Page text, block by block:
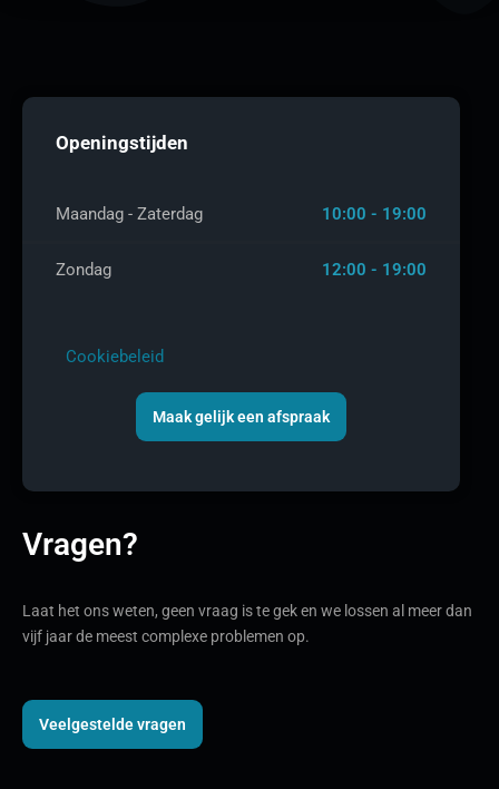
Openingstijden
Maandag - Zaterdag 10:00 - 19:00
Zondag 12:00 - 19:00
Cookiebeleid
Maak gelijk een afspraak
Vragen?
Laat het ons weten, geen vraag is te gek en we lossen al meer dan
vijf jaar de meest complexe problemen op.
Veelgestelde vragen